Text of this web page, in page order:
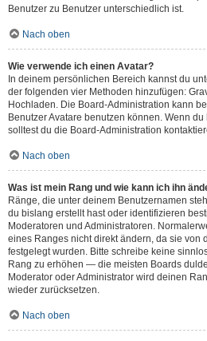
Benutzer zu Benutzer unterschiedlich ist.
Nach oben
Wie verwende ich einen Avatar?
In deinem persönlichen Bereich kannst du
der folgenden vier Methoden hinzufügen:
Hochladen. Die Board-Administration kann
Benutzer Avatare benutzen können. Wenn
solltest du die Board-Administration
Nach oben
Was ist mein Rang und wie kann ich ihn
Ränge, die unter deinem Benutzernamen
du bislang erstellt hast oder identifizieren
Moderatoren und Administratoren.
eines Ranges nicht direkt ändern, da sie von
festgelegt wurden. Bitte schreibe keine
Rang zu erhöhen — die meisten Boards
Moderator oder Administrator wird deinen
wieder zurücksetzen.
Nach oben